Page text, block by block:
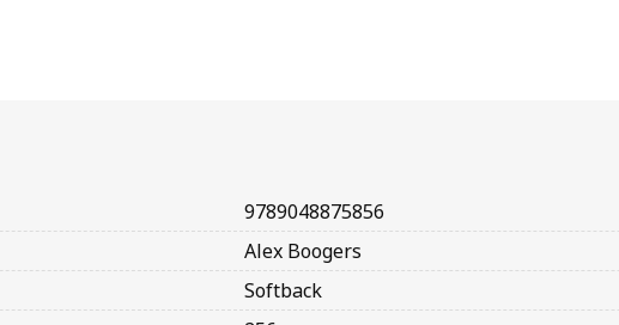
9789048875856
Alex Boogers
Softback